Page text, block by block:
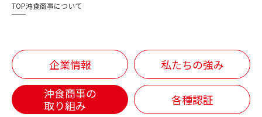
TOP沖食商事について
企業情報
私たちの強み
沖食商事の
取り組み
各種認証